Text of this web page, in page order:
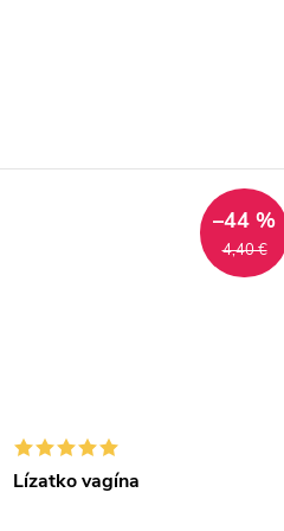
4,40 €
–44 %
Lízatko vagína